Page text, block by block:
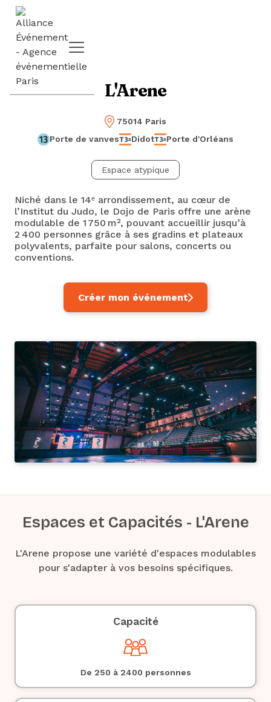
L'Arene
75014 Paris
Porte de vanves
Didot Porte d'Orléans
Espace atypique
Niché dans le 14ᵉ arrondissement, au cœur de
l’Institut du Judo, le Dojo de Paris offre une arène
modulable de 1 750 m², pouvant accueillir jusqu’à
2 400 personnes grâce à ses gradins et plateaux
polyvalents, parfaite pour salons, concerts ou
conventions.
Créer mon événement
Espaces et Capacités - L'Arene
L'Arene propose une variété d'espaces modulables
pour s'adapter à vos besoins spécifiques.
Capacité
De 250 à 2400 personnes